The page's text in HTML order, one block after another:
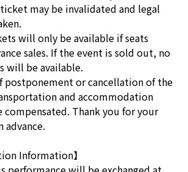
may be invalidated and legal
will only be available if seats
sales. If the event is sold out, no
will be available.
postponement or cancellation of the
and accommodation
Thank you for your
advance.
Information】